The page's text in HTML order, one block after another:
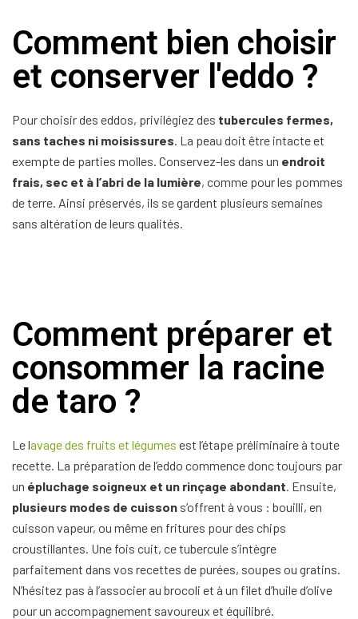
Comment bien choisir
et conserver l'eddo ?
Pour choisir des eddos, privilégiez des tubercules fermes,
sans taches ni moisissures . La peau doit être intacte et
exempte de parties molles. Conservez-les dans un endroit
frais, sec et à l’abri de la lumière, comme pour les pommes
de terre. Ainsi préservés, ils se gardent plusieurs semaines
sans altération de leurs qualités.
Comment préparer et
consommer la racine
de taro ?
Le lavage des fruits et légumes est l’étape préliminaire à toute
recette. La préparation de l’eddo commence donc toujours par
un épluchage soigneux et un rinçage abondant . Ensuite,
plusieurs modes de cuisson s’offrent à vous : bouilli, en
cuisson vapeur, ou même en fritures pour des chips
croustillantes. Une fois cuit, ce tubercule s’intègre
parfaitement dans vos recettes de purées, soupes ou gratins.
N’hésitez pas à l’associer au brocoli et à un filet d’huile d’olive
pour un accompagnement savoureux et équilibré.